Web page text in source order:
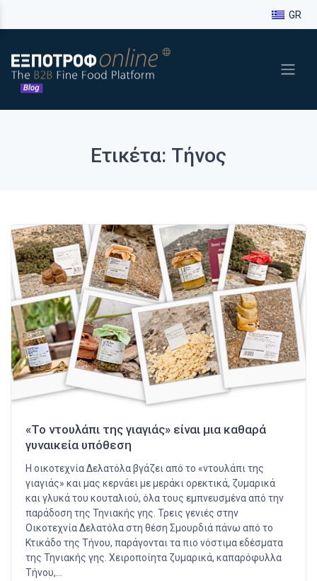
GR
Ετικέτα: Τήνος
«Το ντουλάπι της γιαγιάς» είναι μια καθαρά
γυναικεία υπόθεση
Η οικοτεχνία Δελατόλα βγάζει από το «ντουλάπι της
γιαγιάς» και μας κερνάει με μεράκι ορεκτικά, ζυμαρικά
και γλυκά του κουταλιού, όλα τους εμπνευσμένα από την
παράδοση της Τηνιακής γης. Τρεις γενιές στην
Οικοτεχνία Δελατόλα στη θέση Σμουρδιά πάνω από το
Κτικάδο της Τήνου, παράγονται τα πιο νόστιμα εδέσματα
της Τηνιακής γης. Χειροποίητα ζυμαρικά, καπαρόφυλλα
Τήνου,…